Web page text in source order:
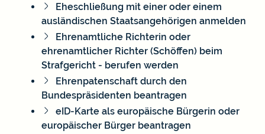
Eheschließung mit einer oder einem
ausländischen Staatsangehörigen anmelden
Ehrenamtliche Richterin oder
ehrenamtlicher Richter (Schöffen) beim
Strafgericht - berufen werden
Ehrenpatenschaft durch den
Bundespräsidenten beantragen
eID-Karte als europäische Bürgerin oder
europäischer Bürger beantragen